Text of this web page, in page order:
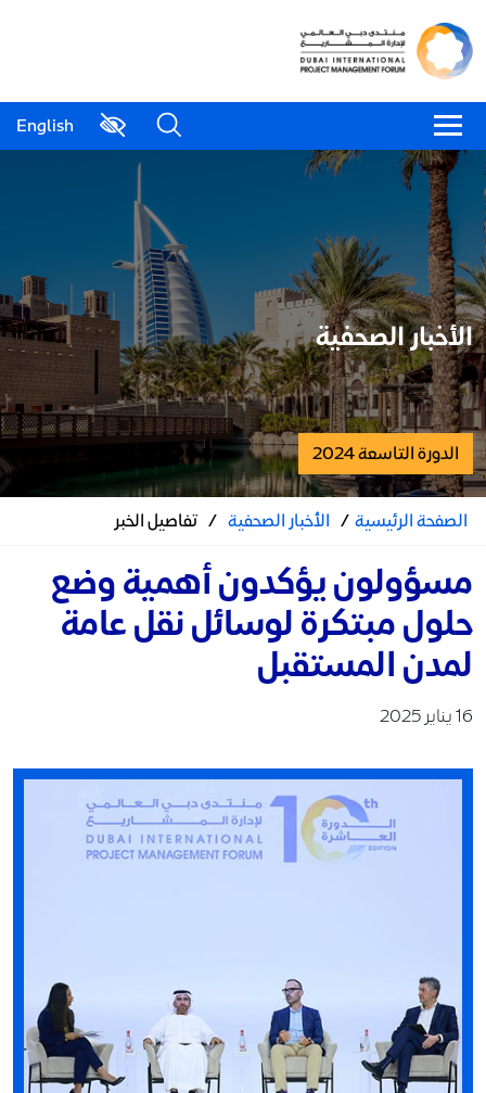
English
الأخبار الصحفية
الدورة التاسعة 2024
الصفحة الرئيسية/ الأخبار الصحفية / تفاصيل الخبر
مسؤولون يؤكدون أهمية وضع
حلول مبتكرة لوسائل نقل عامة
لمدن المستقبل
16 يناير 2025